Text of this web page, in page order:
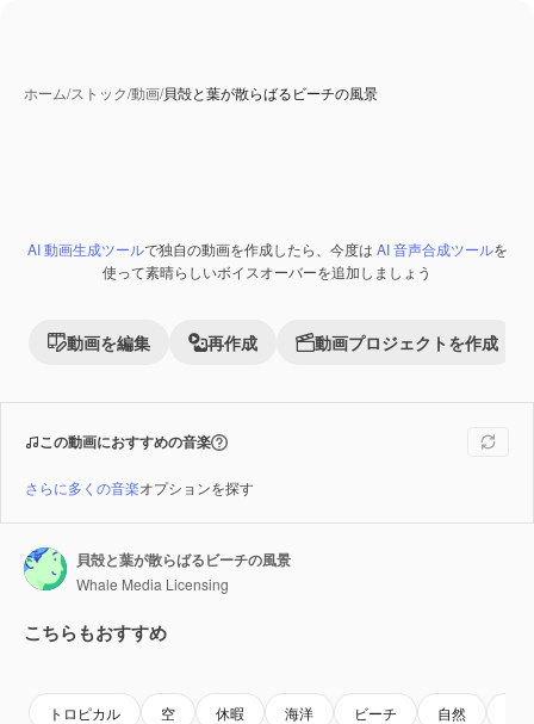
ホーム/ストック/動画/貝殻と葉が散らばるビーチの風景
PremiumAI 生成コンテンツ
AI 動画生成ツールで独自の動画を作成したら、今度は AI 音声合成ツールを
使って素晴らしいボイスオーバーを追加しましょう
動画を編集 再作成 動画プロジェクトを作成
この動画におすすめの音楽
さらに多くの音楽オプションを探す
貝殻と葉が散らばるビーチの風景
Whale Media Licensing
こちらもおすすめ
トロピカル 空 休暇 海洋 ビーチ 自然